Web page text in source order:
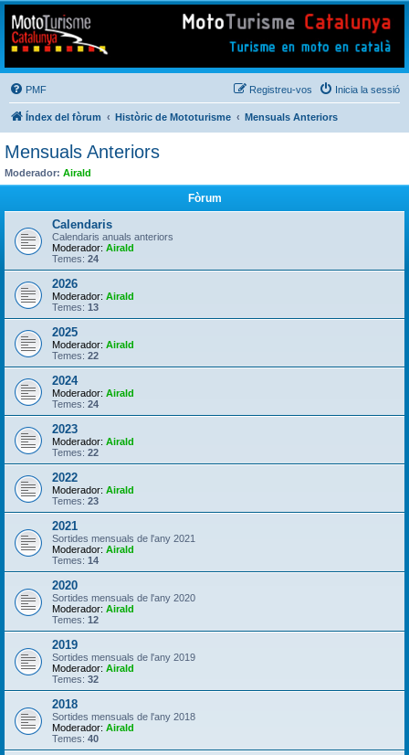
Mototurisme
Turisme en moto en català
PMF Inicia la sessió
Registreu-vos
Índex del fòrum Històric de Mototurisme Mensuals Anteriors
Mensuals Anteriors
Moderador: Airald
Fòrum
Calendaris
Calendaris anuals anteriors
Moderador: Airald
Temes: 24
2026
Moderador: Airald
Temes: 13
2025
Moderador: Airald
Temes: 22
2024
Moderador: Airald
Temes: 24
2023
Moderador: Airald
Temes: 22
2022
Moderador: Airald
Temes: 23
2021
Sortides mensuals de l'any 2021
Moderador: Airald
Temes: 14
2020
Sortides mensuals de l'any 2020
Moderador: Airald
Temes: 12
2019
Sortides mensuals de l'any 2019
Moderador: Airald
Temes: 32
2018
Sortides mensuals de l'any 2018
Moderador: Airald
Temes: 40